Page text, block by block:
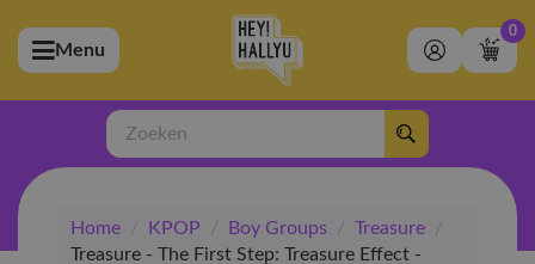
(Artiesten)
(Merchandise)
(Exclusive)
(Winkel)
Menu
0
Zoeken
Home / KPOP / Boy Groups / Treasure
/
Treasure - The First Step: Treasure Effect -